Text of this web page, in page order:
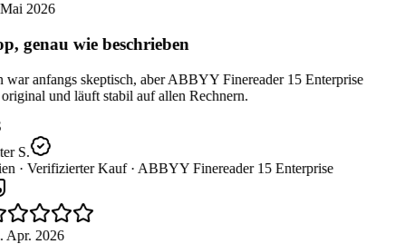
2026
genau wie beschrieben
anfangs skeptisch, aber ABBYY Finereader 15 Enterprise
und läuft stabil auf allen Rechnern.
S.
· Verifizierter Kauf ·ABBYY Finereader 15 Enterprise
Apr. 2026